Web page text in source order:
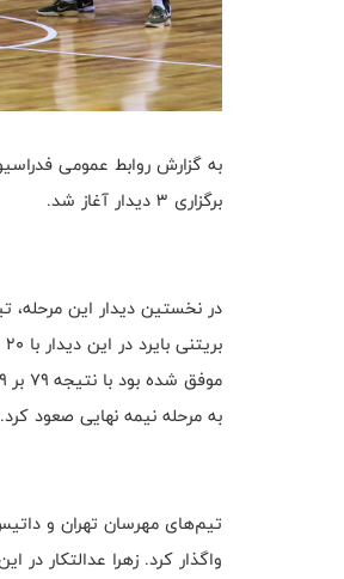
برگزاری ۳ دیدار آغاز شد.
به مرحله نیمه نهایی صعود کرد.